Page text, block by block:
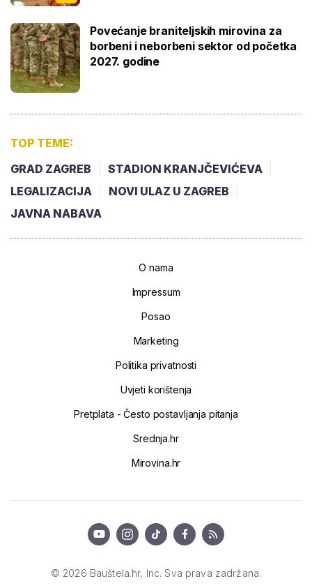
Povećanje braniteljskih mirovina za
borbeni i neborbeni sektor od početka
2027. godine
TOP TEME:
GRAD ZAGREB
STADION KRANJČEVIĆEVA
LEGALIZACIJA
NOVI ULAZ U ZAGREB
JAVNA NABAVA
O nama
Impressum
Posao
Marketing
Politika privatnosti
Uvjeti korištenja
Pretplata - Često postavljanja pitanja
Srednja.hr
Mirovina.hr
© 2026 Bauštela.hr, Inc. Sva prava zadržana.